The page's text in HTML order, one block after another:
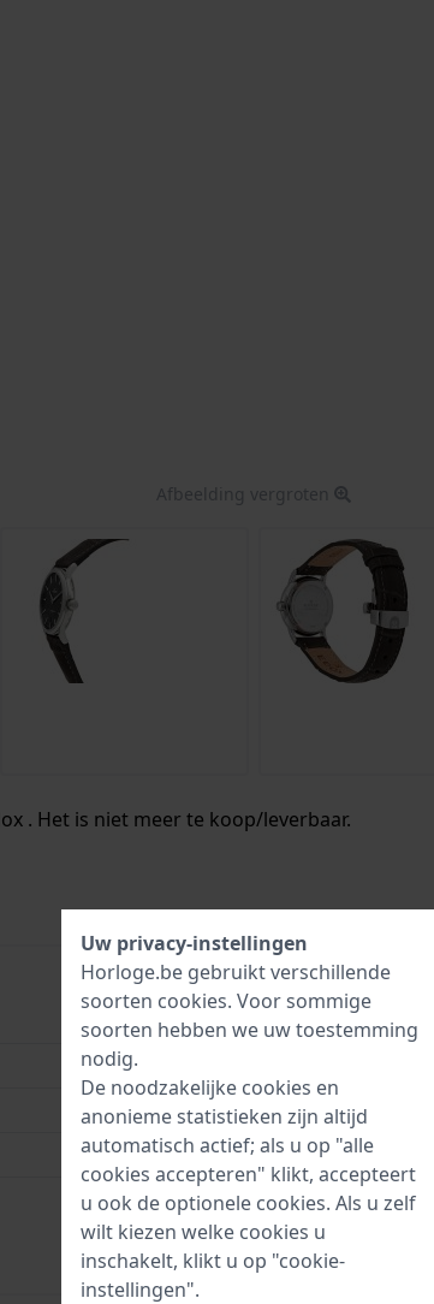
Afbeelding vergroten
. Het is niet meer te koop/leverbaar.
57001 3 GIN
28 mm
3 Bar (handen wassen)
2 jaar garantie
Gratis
1 jaar extra
Uw privacy-instellingen
Horloge.be gebruikt verschillende
soorten cookies. Voor sommige
soorten hebben we uw toestemming
nodig.
De noodzakelijke cookies en
anonieme statistieken zijn altijd
automatisch actief; als u op "alle
cookies accepteren" klikt, accepteert
u ook de optionele cookies. Als u zelf
wilt kiezen welke cookies u
inschakelt, klikt u op "cookie-
instellingen".